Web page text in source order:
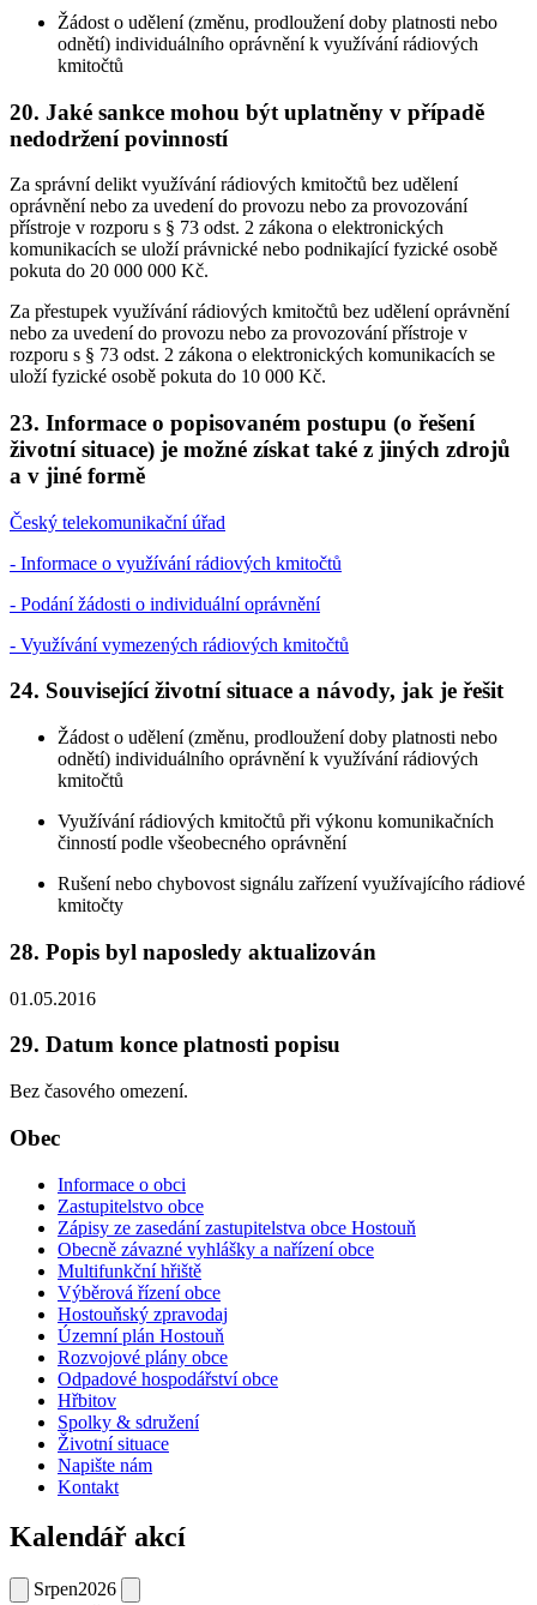
Žádost o udělení (změnu, prodloužení doby platnosti nebo
odnětí) individuálního oprávnění k využívání rádiových
kmitočtů
20. Jaké sankce mohou být uplatněny v případě
nedodržení povinností
Za správní delikt využívání rádiových kmitočtů bez udělení
oprávnění nebo za uvedení do provozu nebo za provozování
přístroje v rozporu s § 73 odst. 2 zákona o elektronických
komunikacích se uloží právnické nebo podnikající fyzické osobě
pokuta do 20 000 000 Kč.
Za přestupek využívání rádiových kmitočtů bez udělení oprávnění
nebo za uvedení do provozu nebo za provozování přístroje v
rozporu s § 73 odst. 2 zákona o elektronických komunikacích se
uloží fyzické osobě pokuta do 10 000 Kč.
23. Informace o popisovaném postupu (o řešení
životní situace) je možné získat také z jiných zdrojů
a v jiné formě
Český telekomunikační úřad
- Informace o využívání rádiových kmitočtů
- Podání žádosti o individuální oprávnění
- Využívání vymezených rádiových kmitočtů
24. Související životní situace a návody, jak je řešit
Žádost o udělení (změnu, prodloužení doby platnosti nebo
odnětí) individuálního oprávnění k využívání rádiových
kmitočtů
Využívání rádiových kmitočtů při výkonu komunikačních
činností podle všeobecného oprávnění
Rušení nebo chybovost signálu zařízení využívajícího rádiové
kmitočty
28. Popis byl naposledy aktualizován
01.05.2016
29. Datum konce platnosti popisu
Bez časového omezení.
Obec
Informace o obci
Zastupitelstvo obce
Zápisy ze zasedání zastupitelstva obce Hostouň
Obecně závazné vyhlášky a nařízení obce
Multifunkční hřiště
Výběrová řízení obce
Hostouňský zpravodaj
Územní plán Hostouň
Rozvojové plány obce
Odpadové hospodářství obce
Hřbitov
Spolky & sdružení
Životní situace
Napište nám
Kontakt
Kalendář akcí
Srpen2026